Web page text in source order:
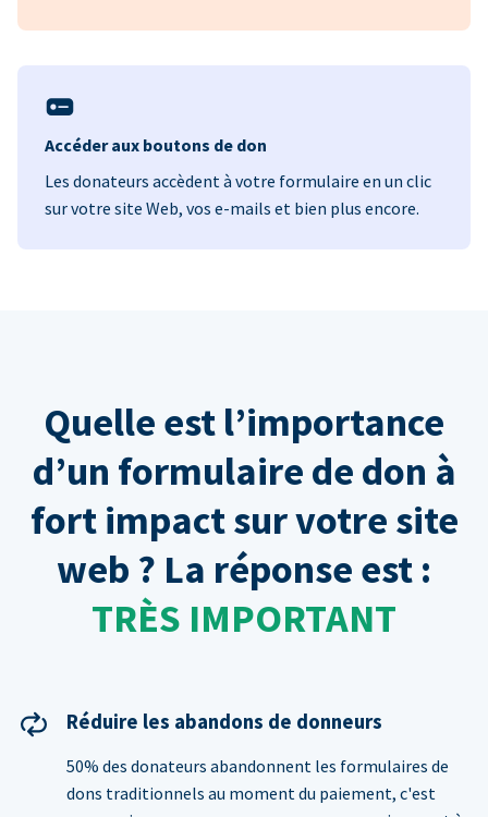
Accéder aux boutons de don
Les donateurs accèdent à votre formulaire en un clic
sur votre site Web, vos e-mails et bien plus encore.
Quelle est l’importance
d’un formulaire de don à
fort impact sur votre site
web ? La réponse est :
TRÈS IMPORTANT
Réduire les abandons de donneurs
50% des donateurs abandonnent les formulaires de
dons traditionnels au moment du paiement, c'est